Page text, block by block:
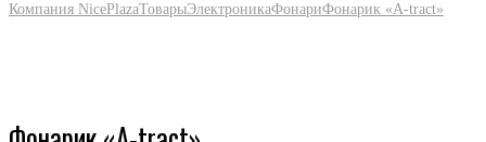
Компания NicePlazaТоварыЭлектроникаФонариФонарик «A-tract»